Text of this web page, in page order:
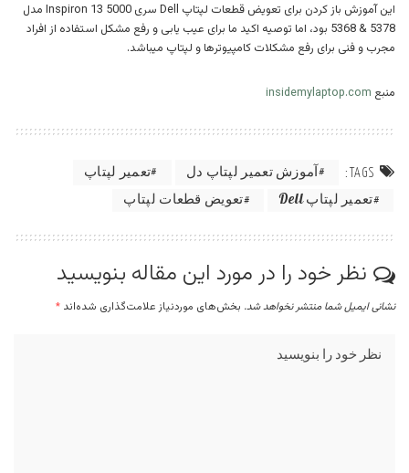
این آموزش باز کردن برای تعویض قطعات لپتاپ Dell سری Inspiron 13 5000 مدل
5378 & 5368 بود، اما توصیه اکید ما برای عیب یابی و رفع مشکل استفاده از افراد
مجرب و فنی برای رفع مشکلات کامپیوترها و لپتاپ میباشد.
منبع insidemylaptop.com
TAGS: آموزش تعمیر لپتاپ دل
تعمیر لپتاپ
تعمیر لپتاپ Dell
تعویض قطعات لپتاپ
نظر خود را در مورد این مقاله بنویسید
نشانی ایمیل شما منتشر نخواهد شد. بخش‌های موردنیاز علامت‌گذاری شده‌اند *